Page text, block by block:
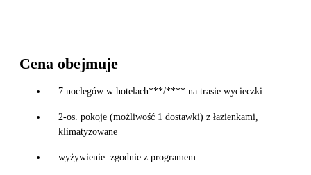
Cena obejmuje
7 noclegów w hotelach***/**** na trasie wycieczki
2-os. pokoje (możliwość 1 dostawki) z łazienkami,
klimatyzowane
wyżywienie: zgodnie z programem